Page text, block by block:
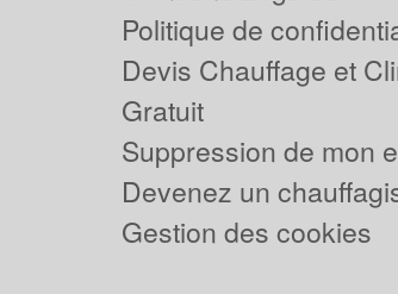
Politique de
Devis Chauffage et
Gratuit
Suppression de mon
Devenez un
Gestion des cookies